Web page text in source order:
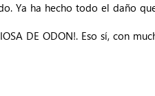
Ya ha hecho todo el daño
DE ODON!. Eso sí, con